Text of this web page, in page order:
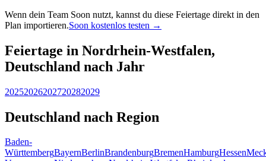
Wenn dein Team Soon nutzt, kannst du diese Feiertage direkt in den
Plan importieren.Soon kostenlos testen →
Feiertage in Nordrhein-Westfalen,
Deutschland nach Jahr
20252026202720282029
Deutschland nach Region
Baden-
WürttembergBayernBerlinBrandenburgBremenHamburgHessen